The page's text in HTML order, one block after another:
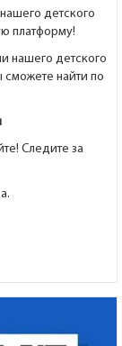
детского
платформу!
нашего детского
сможете найти по
Следите за